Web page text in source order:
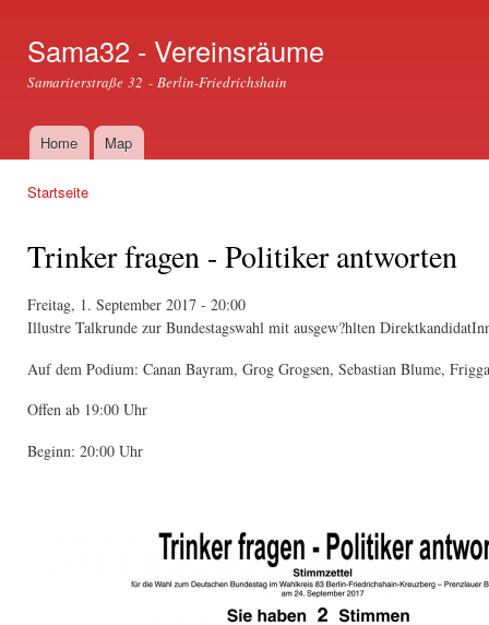
Sama32 - Vereinsräume
Samariterstraße 32 - Berlin-Friedrichshain
Hauptmenü
Home Map
Startseite
Trinker fragen - Politiker antworten
Freitag, 1. September 2017 - 20:00
Illustre Talkrunde zur Bundestagswahl mit ausgew?hlten
Auf dem Podium: Canan Bayram, Grog Grogsen, Sebastian Blume,
Offen ab 19:00 Uhr
Beginn: 20:00 Uhr